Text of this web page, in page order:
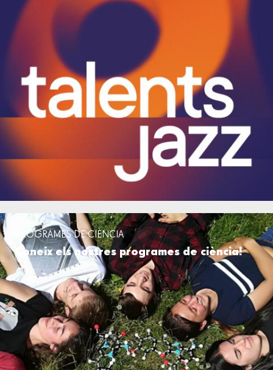
PROGRAMES DE CIÈNCIA
Coneix els nostres programes de ciència!